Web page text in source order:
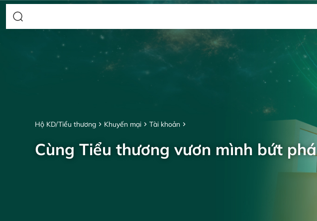
Hộ KD/Tiểu thương Khuyến mại Tài khoản
Cùng Tiểu thương vươn mình bứt phá